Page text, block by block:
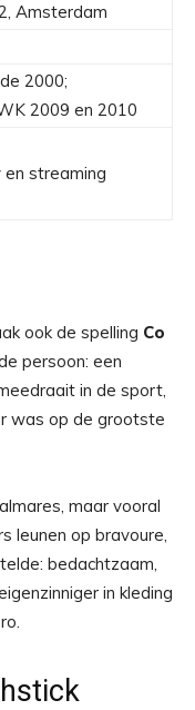
Amsterdam
2000;
2009 en 2010
streaming
ook de spelling Co
persoon: een
in de sport,
was op de grootste
maar vooral
leunen op bravoure,
bedachtzaam,
in kleding